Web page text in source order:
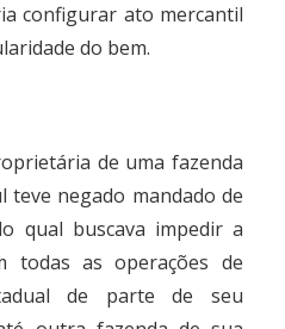
configurar ato mercantil
do bem.
de uma fazenda
teve negado mandado de
qual buscava impedir a
todas as operações de
de parte de seu